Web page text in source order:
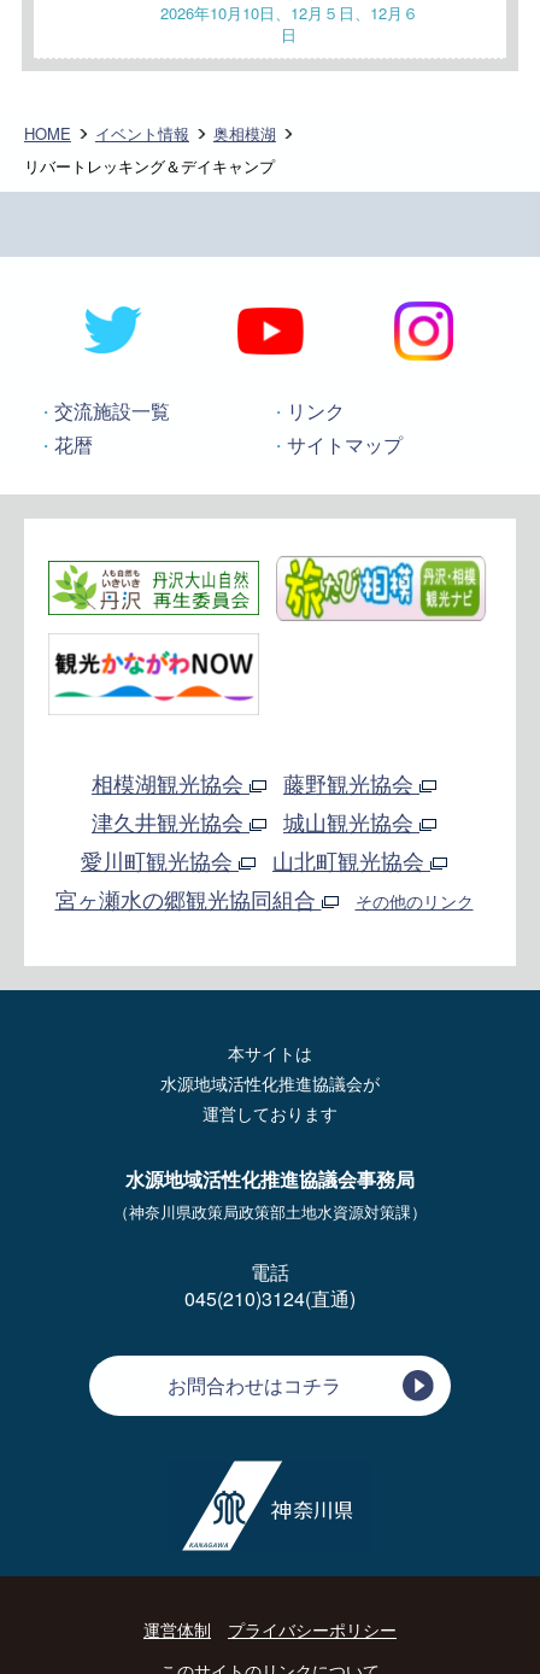
2026年10月10日、12月５日、12月６
日
HOME イベント情報
奥相模湖
リバートレッキング＆デイキャンプ
交流施設一覧
リンク
花暦
サイトマップ
相模湖観光協会
藤野観光協会
津久井観光協会
城山観光協会
愛川町観光協会
山北町観光協会
宮ヶ瀬水の郷観光協同組合
その他のリンク
本サイトは
水源地域活性化推進協議会が
運営しております
水源地域活性化推進協議会事務局
（神奈川県政策局政策部土地水資源対策課）
電話
045(210)3124(直通)
お問合わせはコチラ
運営体制
プライバシーポリシー